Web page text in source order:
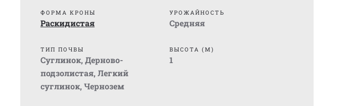
ФОРМА КРОНЫ
Раскидистая
УРОЖАЙНОСТЬ
Средняя
ТИП ПОЧВЫ
Суглинок, Дерново-
подзолистая, Легкий
суглинок, Чернозем
ВЫСОТА (М)
1